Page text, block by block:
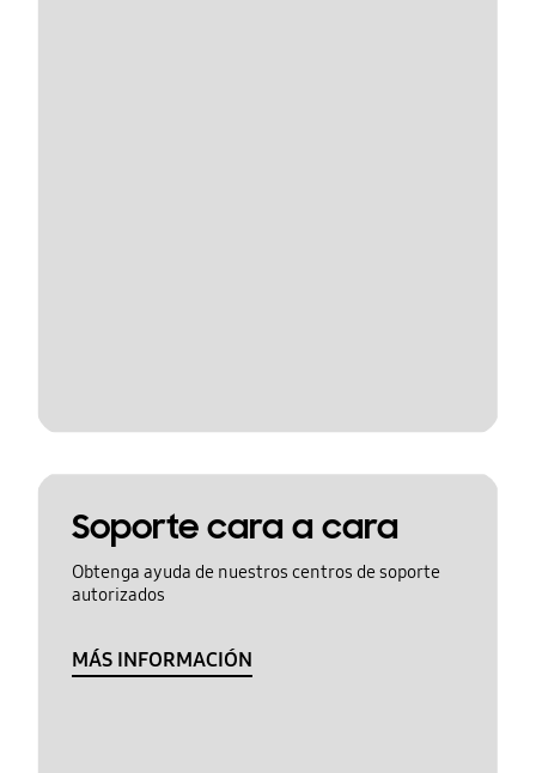
Soporte cara a cara
Obtenga ayuda de nuestros centros de soporte
autorizados
MÁS INFORMACIÓN